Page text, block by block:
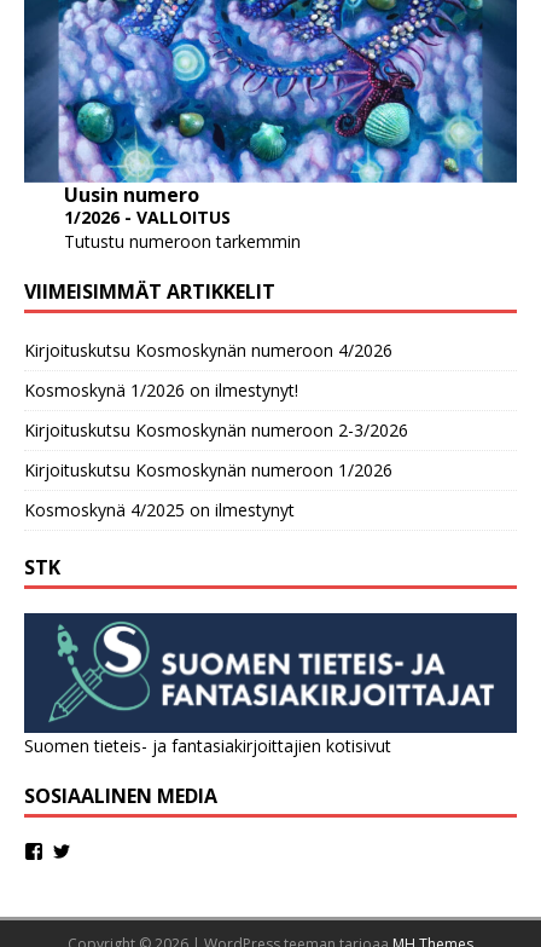
Uusin numero
1/2026 - VALLOITUS
Tutustu numeroon tarkemmin
VIIMEISIMMÄT ARTIKKELIT
Kirjoituskutsu Kosmoskynän numeroon 4/2026
Kosmoskynä 1/2026 on ilmestynyt!
Kirjoituskutsu Kosmoskynän numeroon 2-3/2026
Kirjoituskutsu Kosmoskynän numeroon 1/2026
Kosmoskynä 4/2025 on ilmestynyt
STK
Suomen tieteis- ja fantasiakirjoittajien kotisivut
SOSIAALINEN MEDIA